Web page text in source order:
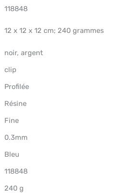
‎118848
‎12 x 12 x 12 cm; 240 grammes
‎noir, argent
‎clip
‎Profilée
‎Résine
‎Fine
‎0.3mm
‎Bleu
‎118848
‎240 g